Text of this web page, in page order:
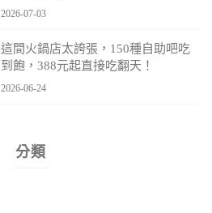
2026-07-03
這間火鍋店太誇張，150種自助吧吃
到飽，388元起直接吃翻天！
2026-06-24
分類